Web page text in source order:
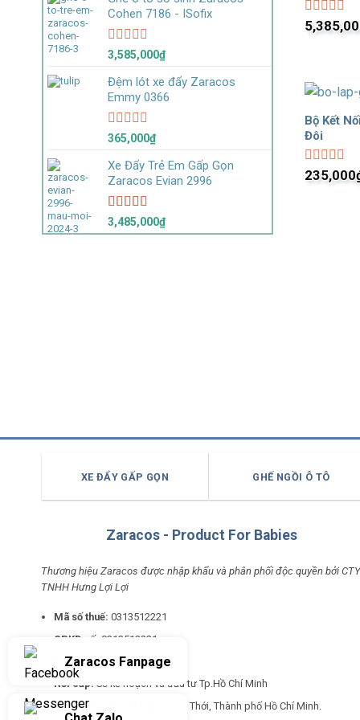
0
5
sao
Cohen 7186 - ISofix
Được
hạng
0
5
sao
3,585,000₫
Đệm lót xe đẩy Zaracos
Emmy 0366
Được
hạng
0
5
sao
365,000₫
Xe Đẩy Trẻ Em Gấp Gọn
Zaracos Evian 2996
Được xếp
hạng5.005
3,485,000₫
Được
xếp
sao
Bộ Kết
Đôi
Được
xếp
235,000
XE ĐẨY GẤP GỌN GHẾ NGỒI Ô TÔ
Zaracos - Product For Babies
Thương hiệu Zaracos được nhập khẩu và phân phối độc quyền bởi CTY
TNHH Hưng Lợi Lợi
Mã số thuế: 0313512221
GPKD số: 0313512221
Ngày cấp:22/04/2026
Nơi cấp:Sở kế hoạch và đầu tư Tp.Hồ Chí Minh
Địa chỉ: 26/4 Xóm Đất P. Bình Thới, Thành phố Hồ Chí Minh.
Zaracos Fanpage